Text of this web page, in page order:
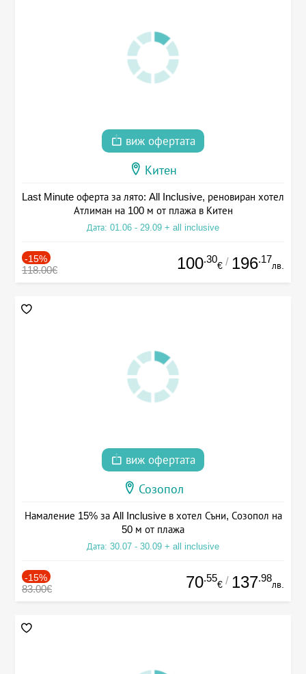
виж офертата
Китен
Last Minute оферта за лято: All Inclusive, реновиран хотел
Атлиман на 100 м от плажа в Китен
Дата: 01.06 - 29.09 + all inclusive
-15%
118.00€ 100.30
€ / 196.17
лв.
виж офертата
Созопол
Намаление 15% за All Inclusive в хотел Съни, Созопол на
50 м от плажа
Дата: 30.07 - 30.09 + all inclusive
-15%
83.00€ 70.55
€ / 137.98
лв.